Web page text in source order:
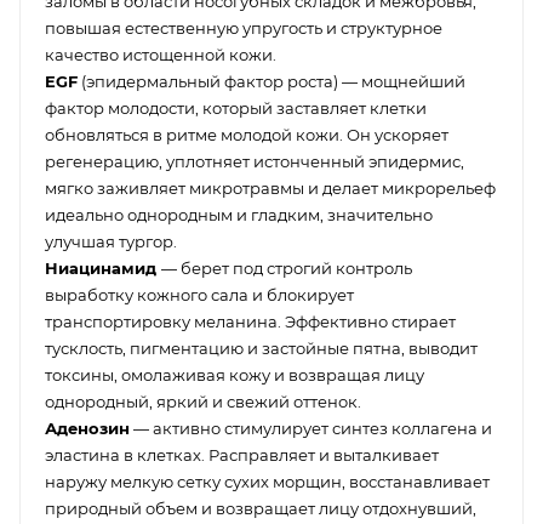
повышая естественную упругость и структурное
качество истощенной кожи.
EGF (эпидермальный фактор роста) — мощнейший
фактор молодости, который заставляет клетки
обновляться в ритме молодой кожи. Он ускоряет
регенерацию, уплотняет истонченный эпидермис,
мягко заживляет микротравмы и делает микрорельеф
идеально однородным и гладким, значительно
улучшая тургор.
Ниацинамид — берет под строгий контроль
выработку кожного сала и блокирует
транспортировку меланина. Эффективно стирает
тусклость, пигментацию и застойные пятна, выводит
токсины, омолаживая кожу и возвращая лицу
однородный, яркий и свежий оттенок.
Аденозин — активно стимулирует синтез коллагена и
эластина в клетках. Расправляет и выталкивает
наружу мелкую сетку сухих морщин, восстанавливает
природный объем и возвращает лицу отдохнувший,